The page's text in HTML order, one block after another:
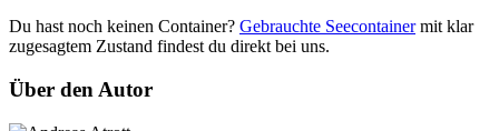
Du hast noch keinen Container? Gebrauchte Seecontainermit klar
zugesagtem Zustand findest du direkt bei uns.
Über den Autor